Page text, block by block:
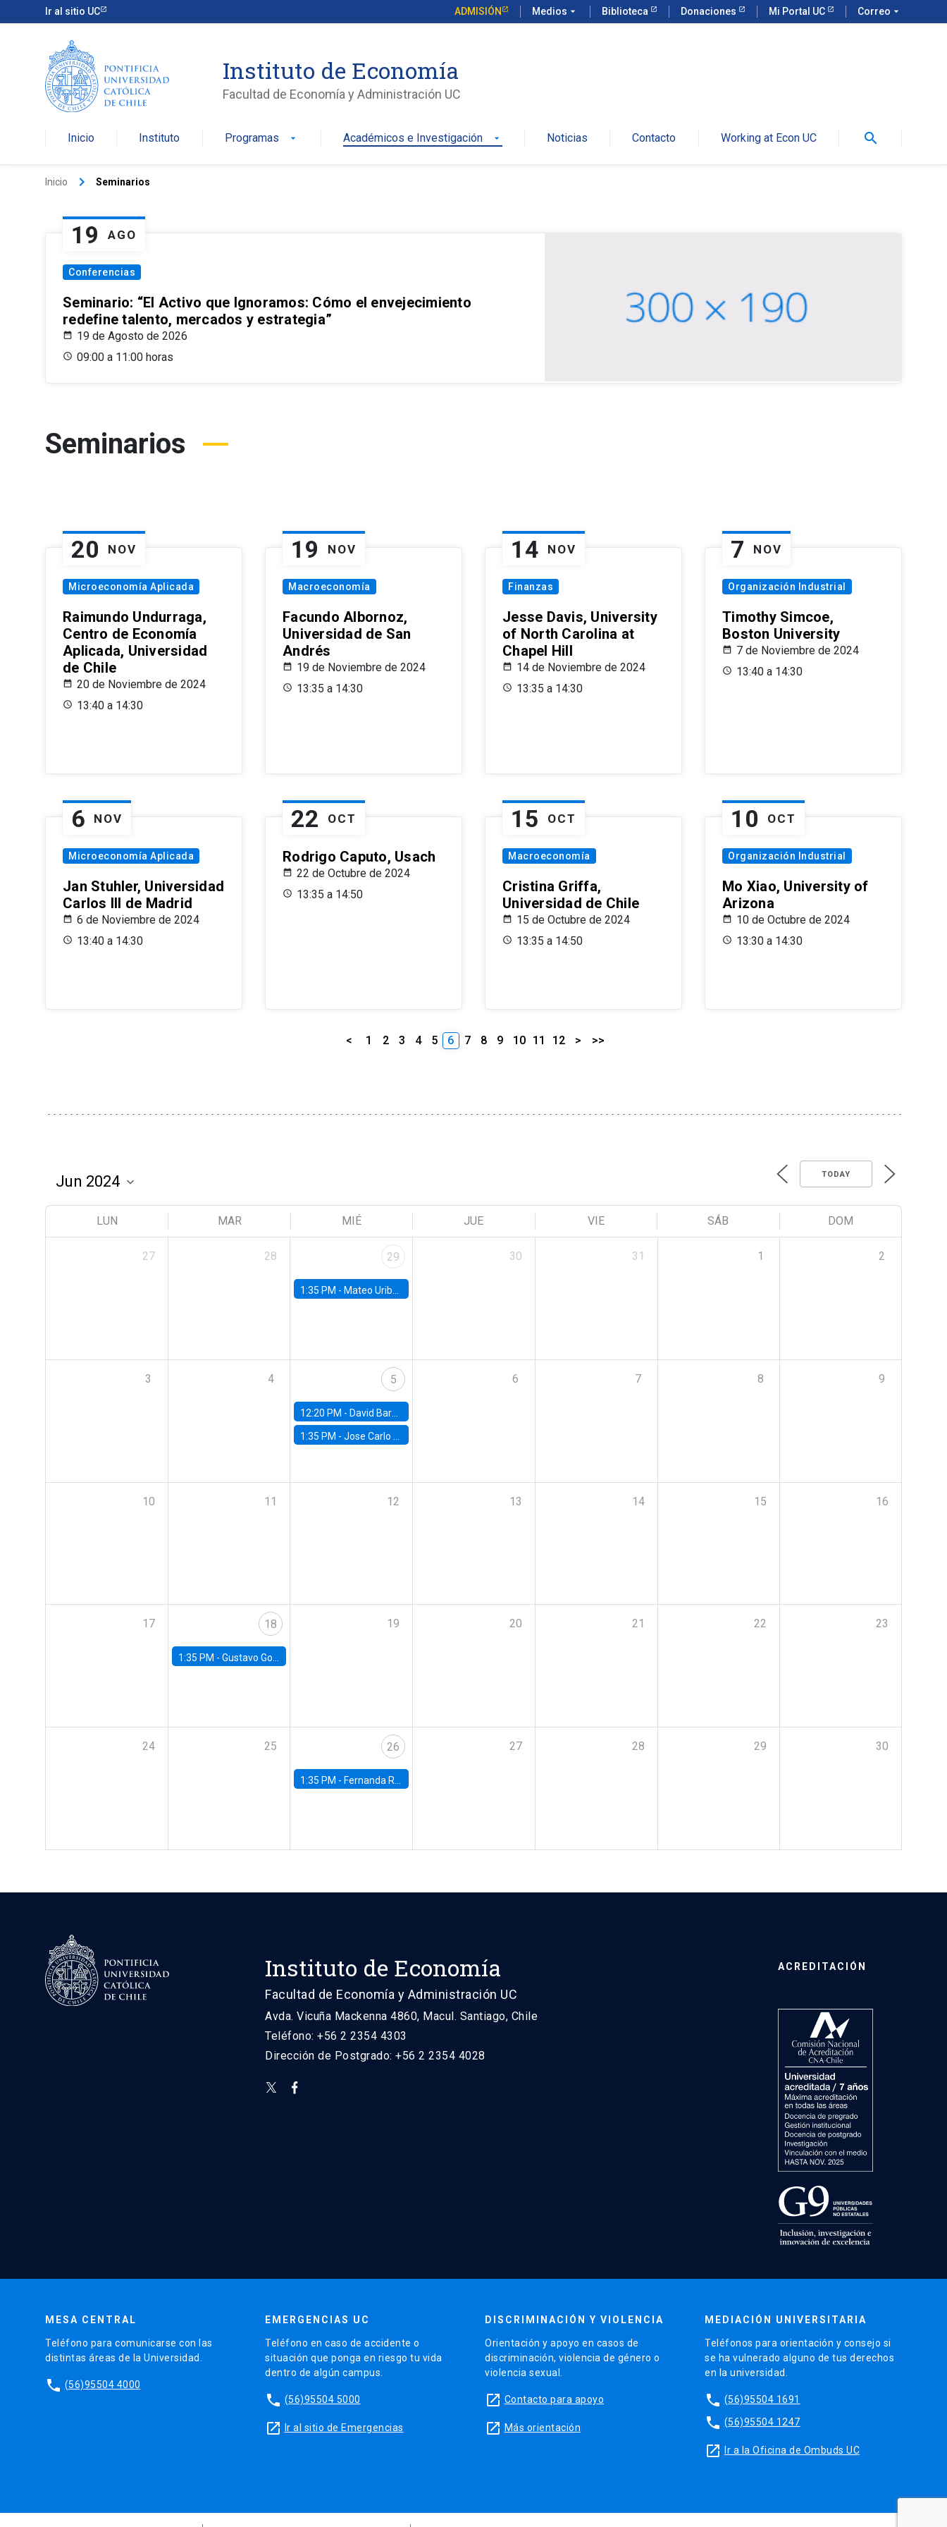
Ir al sitio UC ADMISIÓN Medios arrow_drop_down Biblioteca Donaciones Mi Portal UC Correo arrow_drop_down
Instituto de Economía
Facultad de Economía y Administración UC
Inicio Instituto Programas arrow_drop_down Académicos e Investigación arrow_drop_down Noticias Contacto Working at Econ UC search
Inicio keyboard_arrow_right Seminarios
19 AGO
Conferencias
Seminario: “El Activo que Ignoramos: Cómo el envejecimiento
redefine talento, mercados y estrategia”
19 de Agosto de 2026
09:00 a 11:00 horas
Seminarios
20 NOV
Microeconomía Aplicada
Raimundo Undurraga,
Centro de Economía
Aplicada, Universidad
de Chile
20 de Noviembre de 2024
13:40 a 14:30
19 NOV
Macroeconomía
Facundo Albornoz,
Universidad de San
Andrés
19 de Noviembre de 2024
13:35 a 14:30
14 NOV
Finanzas
Jesse Davis, University
of North Carolina at
Chapel Hill
14 de Noviembre de 2024
13:35 a 14:30
7 NOV
Organización Industrial
Timothy Simcoe,
Boston University
7 de Noviembre de 2024
13:40 a 14:30
6 NOV
Microeconomía Aplicada
Jan Stuhler, Universidad
Carlos III de Madrid
6 de Noviembre de 2024
13:40 a 14:30
22 OCT
Rodrigo Caputo, Usach
22 de Octubre de 2024
13:35 a 14:50
15 OCT
Macroeconomía
Cristina Griffa,
Universidad de Chile
15 de Octubre de 2024
13:35 a 14:50
10 OCT
Organización Industrial
Mo Xiao, University of
Arizona
10 de Octubre de 2024
13:30 a 14:30
< 1 2 3 4 5 6 7 8 9 10 11 12 > >>
TODAY
LUN MAR MIÉ JUE VIE SÁB DOM
27 28 29
1:35 PM - Mateo Uribe-Castro, Universidad de los Andes (Colombia)
30 31 1 2
3 4 5
12:20 PM - David Bardey, Universidad de los Andes - CEDE
1:35 PM -Jose Carlo Bermudez, UC (ME) & World Bank
6 7 8 9
10 11 12 13 14 15 16
17 18
1:35 PM - Gustavo González, Banco Central de Chile
19 20 21 22 23
24 25 26
1:35 PM - Fernanda Rojas Ampuero, University of Wisconsin-Madison
27 28 29 30
Instituto de Economía
Facultad de Economía y Administración UC
Avda. Vicuña Mackenna 4860, Macul. Santiago, Chile
Teléfono: +56 2 2354 4303
Dirección de Postgrado: +56 2 2354 4028
ACREDITACIÓN
MESA CENTRAL
Teléfono para comunicarse con las
distintas áreas de la Universidad.
phone (56)95504 4000
EMERGENCIAS UC
Teléfono en caso de accidente o
situación que ponga en riesgo tu vida
dentro de algún campus.
phone (56)95504 5000
launch Ir al sitio de Emergencias
DISCRIMINACIÓN Y VIOLENCIA
Orientación y apoyo en casos de
discriminación, violencia de género o
violencia sexual.
launch Contacto para apoyo
launch Más orientación
MEDIACIÓN UNIVERSITARIA
Teléfonos para orientación y consejo si
se ha vulnerado alguno de tus derechos
en la universidad.
phone (56)95504 1691
phone (56)95504 1247
launch Ir a la Oficina de Ombuds UC